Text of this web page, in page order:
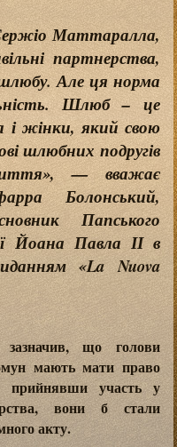
Маттаралла,
партнерства,
шлюбу. Але ця норма
Шлюб – це
і жінки, який свою
шлюбних подругів
— вважає
Болонський,
Папського
Йоана Павла ІІ в
«La Nuova
що голови
мають мати право
прийнявши участь у
вони б стали
акту.